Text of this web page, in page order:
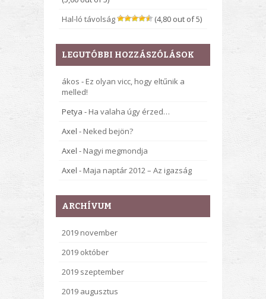
Hal-ló távolság
(4,80 out of 5)
LEGUTÓBBI HOZZÁSZÓLÁSOK
ákos - Ez olyan vicc, hogy eltűnik a
melled!
Petya - Ha valaha úgy érzed…
Axel - Neked bejön?
Axel - Nagyi megmondja
Axel - Maja naptár 2012 – Az igazság
ARCHÍVUM
2019 november
2019 október
2019 szeptember
2019 augusztus